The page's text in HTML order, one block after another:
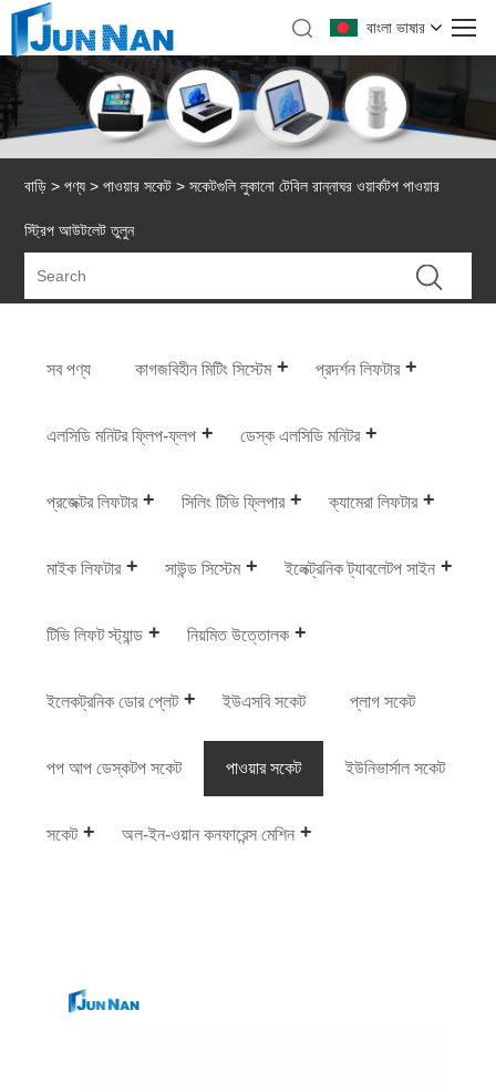
বাংলা ভাষার
বাড়ি > পণ্য >পাওয়ার সকেট > সকেটগুলি লুকানো টেবিল রান্নাঘর ওয়ার্কটপ পাওয়ার
স্ট্রিপ আউটলেট তুলুন
সব পণ্য কাগজবিহীন মিটিং সিস্টেম প্রদর্শন লিফটার
এলসিডি মনিটর ফ্লিপ-ফ্লপ ডেস্ক এলসিডি মনিটর
প্রজেক্টর লিফটার সিলিং টিভি ফ্লিপার ক্যামেরা লিফটার
মাইক লিফটার সাউন্ড সিস্টেম ইলেক্ট্রনিক ট্যাবলেটপ সাইন
টিভি লিফট স্ট্যান্ড নিয়মিত উত্তোলক
ইলেকট্রনিক ডোর প্লেট ইউএসবি সকেট প্লাগ সকেট
পপ আপ ডেস্কটপ সকেট পাওয়ার সকেট ইউনিভার্সাল সকেট
সকেট অল-ইন-ওয়ান কনফারেন্স মেশিন